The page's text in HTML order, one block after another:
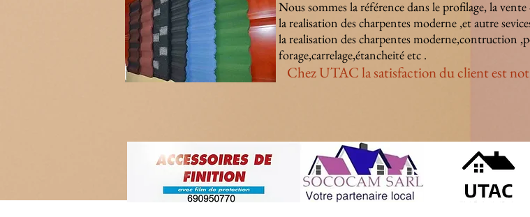
Nous sommes la référence dans le profilage, la vente
la realisation des charpentes moderne ,et autre
la realisation des charpentes moderne,contruction
forage,carrelage,étancheité etc .
Chez UTAC la satisfaction du client est